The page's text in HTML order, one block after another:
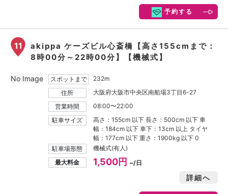
予約する
11
akippa ケーズビル心斎橋【高さ155cmまで：
8時00分～22時00分】【機械式】
スポットまで
232m
住所
大阪府大阪市中央区南船場3丁目6-27
営業時間
08:00〜22:00
駐車サイズ
高さ：155cm 以下 長さ：500cm 以下 車
幅：184cm 以下 車下：13cm 以上 タイヤ
幅：177cm 以下 重さ：1900kg 以下 0
駐車場形態
機械式(有人)
最大料金
1,500円 ~/日
詳細へ
No Image